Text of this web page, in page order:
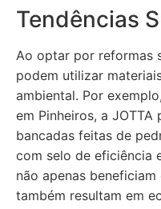
Tendências
Ao optar por reformas
podem utilizar
ambiental. Por
em Pinheiros, a
bancadas feitas de
com selo de eficiência
não apenas
também resultam em